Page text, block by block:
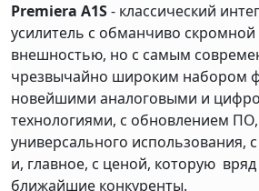
Premiera A1S- классический
усилитель с обманчиво
внешностью, но с самым
чрезвычайно широким набором
новейшими аналоговыми и
технологиями, с обновлением
универсального использования,
и, главное, с ценой, которую
ближайшие конкуренты.